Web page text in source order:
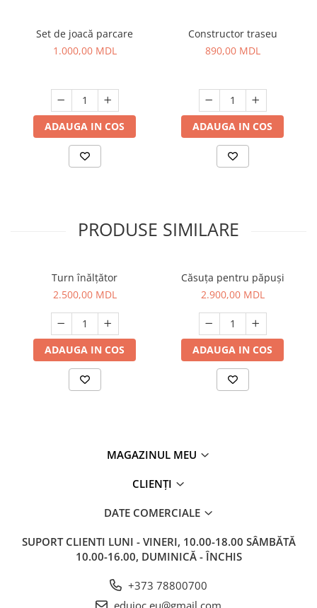
Set de joacă parcare
1.000,00 MDL
ADAUGA IN COS
Constructor traseu
890,00 MDL
ADAUGA IN COS
PRODUSE SIMILARE
Turn înălțător
2.500,00 MDL
ADAUGA IN COS
Căsuța pentru păpuși
2.900,00 MDL
ADAUGA IN COS
MAGAZINUL MEU
CLIENȚI
DATE COMERCIALE
SUPORT CLIENTI LUNI - VINERI, 10.00-18.00 SÂMBĂTĂ
10.00-16.00, DUMINICĂ - ÎNCHIS
+373 78800700
edujoc.eu@gmail.com